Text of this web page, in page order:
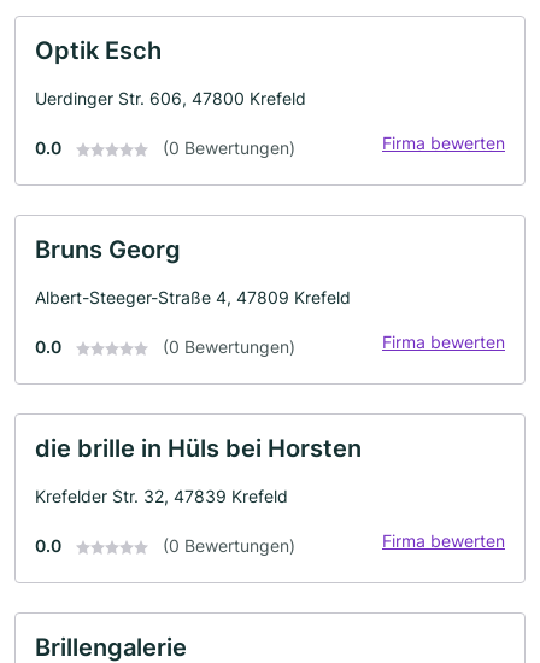
Optik Esch
Uerdinger Str. 606, 47800 Krefeld
0.0 (0 Bewertungen) Firma bewerten
Bruns Georg
Albert-Steeger-Straße 4, 47809 Krefeld
0.0 (0 Bewertungen) Firma bewerten
die brille in Hüls bei Horsten
Krefelder Str. 32, 47839 Krefeld
0.0 (0 Bewertungen) Firma bewerten
Brillengalerie